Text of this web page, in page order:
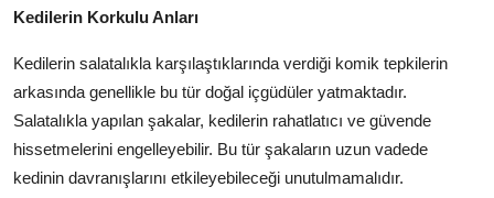
Kedilerin Korkulu Anları
Kedilerin salatalıkla karşılaştıklarında verdiği komik tepkilerin
arkasında genellikle bu tür doğal içgüdüler yatmaktadır.
Salatalıkla yapılan şakalar, kedilerin rahatlatıcı ve güvende
hissetmelerini engelleyebilir. Bu tür şakaların uzun vadede
kedinin davranışlarını etkileyebileceği unutulmamalıdır.